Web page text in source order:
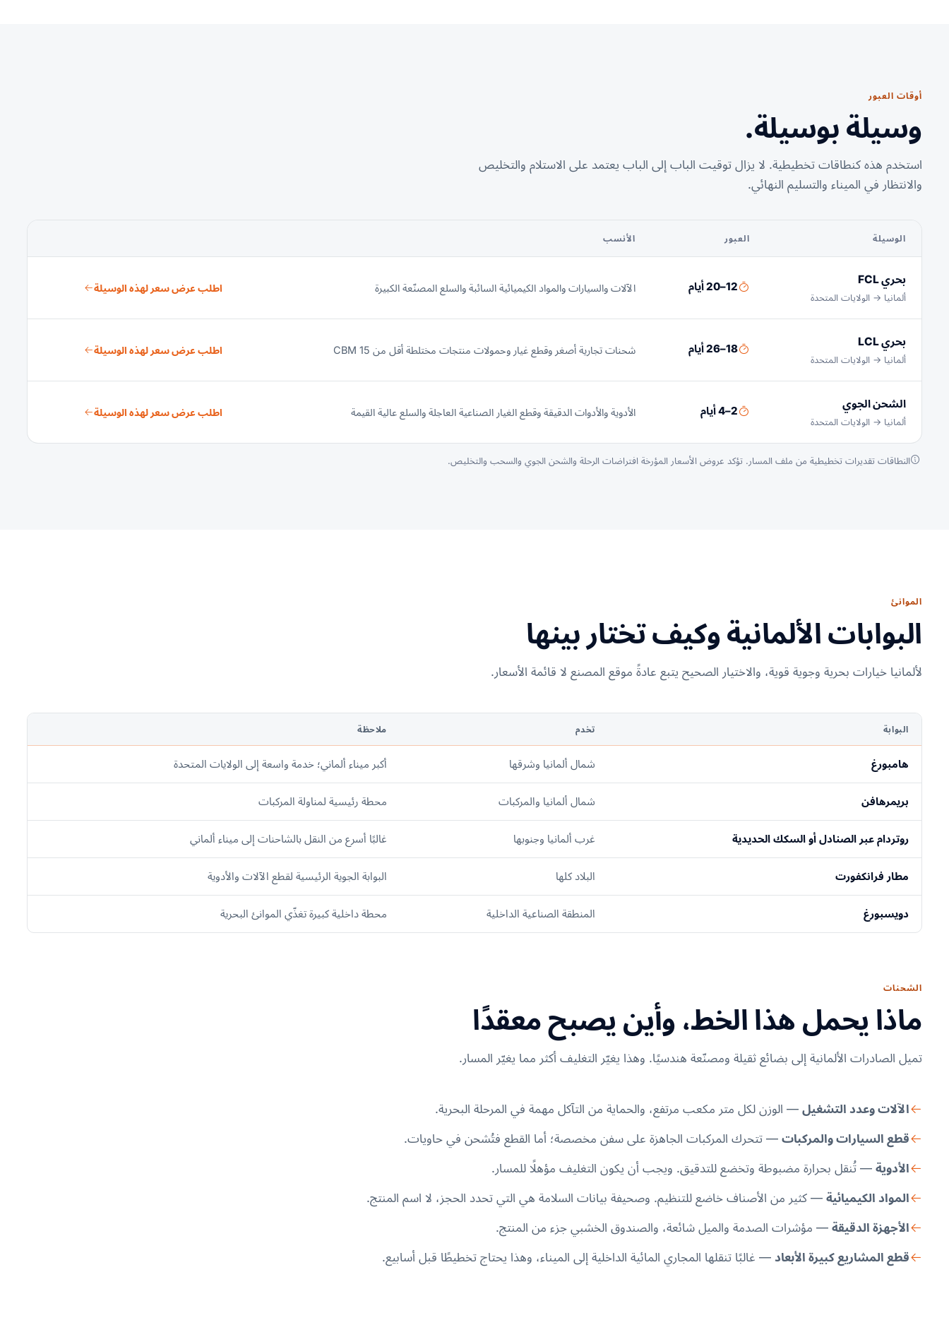
أوقات العبور
وسيلة بوسيلة.
استخدم هذه كنطاقات تخطيطية. لا يزال توقيت الباب إلى الباب يعتمد على الاستلام والتخليص
والانتظار في الميناء والتسليم النهائي.
الوسيلة العبور الأنسب
بحري FCL
ألمانيا → الولايات المتحدة
12–20 أيام الآلات والسيارات والمواد الكيميائية السائبة والسلع المصنّعة الكبيرة اطلب عرض سعر لهذه الوسيلة
بحري LCL
ألمانيا → الولايات المتحدة
18–26 أيام شحنات تجارية أصغر وقطع غيار وحمولات منتجات مختلطة أقل من 15 CBM اطلب عرض سعر لهذه الوسيلة
الشحن الجوي
ألمانيا → الولايات المتحدة
2–4 أيام الأدوية والأدوات الدقيقة وقطع الغيار الصناعية العاجلة والسلع عالية القيمة اطلب عرض سعر لهذه الوسيلة
النطاقات تقديرات تخطيطية من ملف المسار. تؤكد عروض الأسعار المؤرخة افتراضات الرحلة والشحن الجوي والسحب والتخليص.
الموانئ
البوابات الألمانية وكيف تختار بينها
لألمانيا خيارات بحرية وجوية قوية، والاختيار الصحيح يتبع عادةً موقع المصنع لا قائمة الأسعار.
البوابة تخدم ملاحظة
هامبورغ شمال ألمانيا وشرقها أكبر ميناء ألماني؛ خدمة واسعة إلى الولايات المتحدة
بريمرهافن شمال ألمانيا والمركبات محطة رئيسية لمناولة المركبات
روتردام عبر الصنادل أو السكك الحديدية غرب ألمانيا وجنوبها غالبًا أسرع من النقل بالشاحنات إلى ميناء ألماني
مطار فرانكفورت البلاد كلها البوابة الجوية الرئيسية لقطع الآلات والأدوية
دويسبورغ المنطقة الصناعية الداخلية محطة داخلية كبيرة تغذّي الموانئ البحرية
الشحنات
ماذا يحمل هذا الخط، وأين يصبح معقدًا
تميل الصادرات الألمانية إلى بضائع ثقيلة ومصنّعة هندسيًا. وهذا يغيّر التغليف أكثر مما يغيّر المسار.
الآلات وعدد التشغيل — الوزن لكل متر مكعب مرتفع، والحماية من التآكل مهمة في المرحلة البحرية.
قطع السيارات والمركبات — تتحرك المركبات الجاهزة على سفن مخصصة؛ أما القطع فتُشحن في حاويات.
الأدوية — تُنقل بحرارة مضبوطة وتخضع للتدقيق. ويجب أن يكون التغليف مؤهلًا للمسار.
المواد الكيميائية — كثير من الأصناف خاضع للتنظيم. وصحيفة بيانات السلامة هي التي تحدد الحجز، لا اسم المنتج.
الأجهزة الدقيقة — مؤشرات الصدمة والميل شائعة، والصندوق الخشبي جزء من المنتج.
قطع المشاريع كبيرة الأبعاد — غالبًا تنقلها المجاري المائية الداخلية إلى الميناء، وهذا يحتاج تخطيطًا قبل أسابيع.